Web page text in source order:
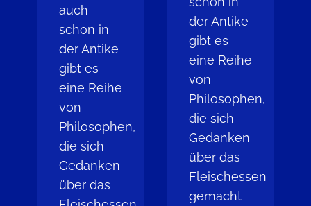
auch
schon in
der Antike
gibt es
eine Reihe
von
Philosophen,
die sich
Gedanken
über das
der Antike
gibt es
eine Reihe
von
Philosophen,
die sich
Gedanken
über das
Fleischessen
gemacht